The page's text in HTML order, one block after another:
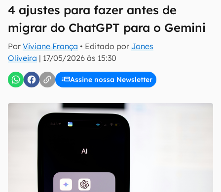
4 ajustes para fazer antes de
migrar do ChatGPT para o Gemini
Por Viviane França • Editado por Jones
Oliveira | 17/05/2026 às 15:30
Assine nossa Newsletter
mão.
E-mail
Uso e Política de Privacidade do Canaltech.